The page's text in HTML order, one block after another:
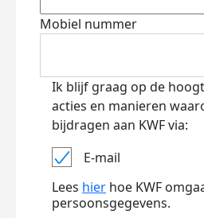
Mobiel nummer
Ik blijf graag op de
acties en manieren
bijdragen aan KWF via:
E-mail
Lees hier hoe KWF
persoonsgegevens.